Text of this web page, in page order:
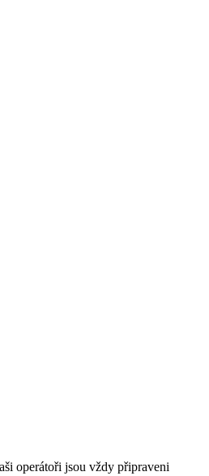
operátoři jsou vždy připraveni